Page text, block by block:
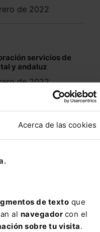
Acerca de las cookies
de texto que
al navegador con el
sobre tu visita.
de 2022
servicios de
y andaluz
de 2022
de
Enero de 2022